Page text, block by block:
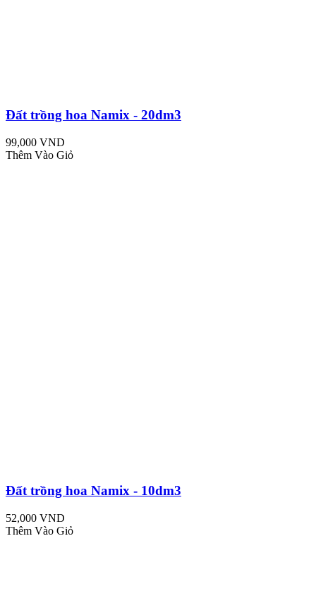
Đất trồng hoa Namix - 20dm3
99,000 VND
Thêm Vào Giỏ
Đất trồng hoa Namix - 10dm3
52,000 VND
Thêm Vào Giỏ